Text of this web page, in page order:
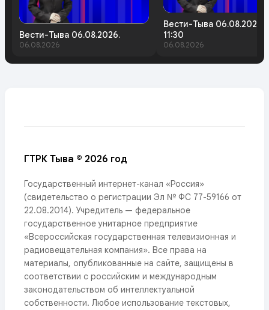
Вести-Тыва 06.08.2026.
06.08.2026
Вести-Тыва 06.08.2026.
11:30
06.08.2026
ГТРК Тыва © 2026 год
Государственный интернет-канал «Россия»
(свидетельство о регистрации Эл № ФС 77-59166 от
22.08.2014). Учредитель — федеральное
государственное унитарное предприятие
«Всероссийская государственная телевизионная и
радиовещательная компания». Все права на
материалы, опубликованные на сайте, защищены в
соответствии с российским и международным
законодательством об интеллектуальной
собственности. Любое использование текстовых,